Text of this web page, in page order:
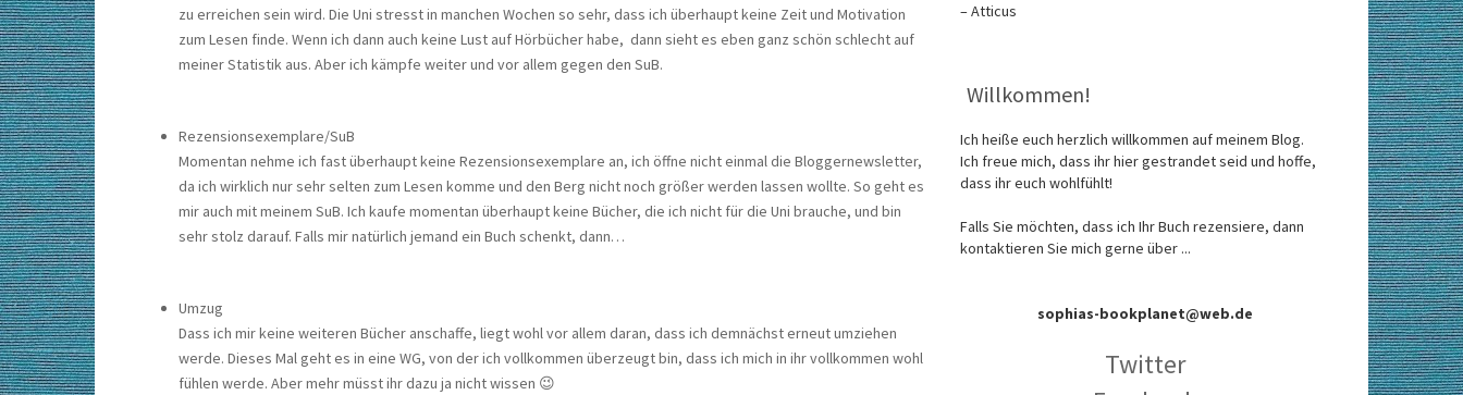
zu erreichen sein wird. Die Uni stresst in manchen Wochen so sehr, dass ich überhaupt keine Zeit und Motivation
zum Lesen finde. Wenn ich dann auch keine Lust auf Hörbücher habe, dann sieht es eben ganz schön schlecht auf
meiner Statistik aus. Aber ich kämpfe weiter und vor allem gegen den SuB.
Rezensionsexemplare/SuB
Momentan nehme ich fast überhaupt keine Rezensionsexemplare an, ich öffne nicht einmal die Bloggernewsletter,
da ich wirklich nur sehr selten zum Lesen komme und den Berg nicht noch größer werden lassen wollte. So geht es
mir auch mit meinem SuB. Ich kaufe momentan überhaupt keine Bücher, die ich nicht für die Uni brauche, und bin
sehr stolz darauf. Falls mir natürlich jemand ein Buch schenkt, dann…
Umzug
Dass ich mir keine weiteren Bücher anschaffe, liegt wohl vor allem daran, dass ich demnächst erneut umziehen
werde. Dieses Mal geht es in eine WG, von der ich vollkommen überzeugt bin, dass ich mich in ihr vollkommen wohl
fühlen werde. Aber mehr müsst ihr dazu ja nicht wissen 😉
– Atticus
Willkommen!
Ich heiße euch herzlich willkommen auf meinem Blog.
Ich freue mich, dass ihr hier gestrandet seid und hoffe,
dass ihr euch wohlfühlt!
Falls Sie möchten, dass ich Ihr Buch rezensiere, dann
kontaktieren Sie mich gerne über ...
sophias-bookplanet@web.de
Twitter